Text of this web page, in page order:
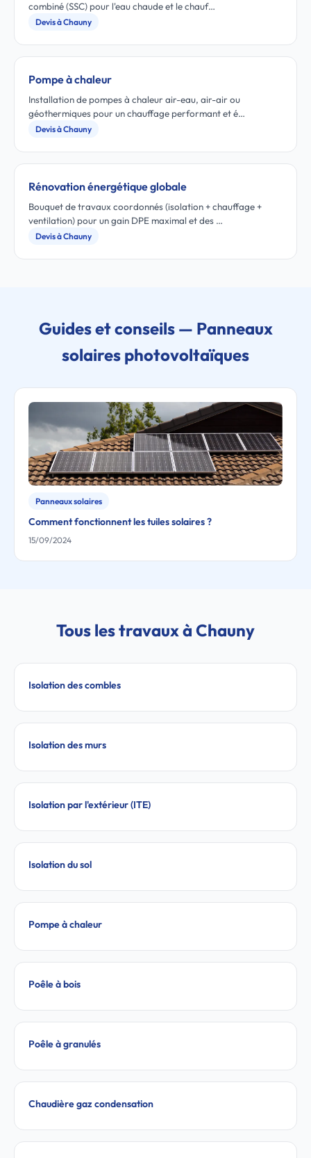
combiné (SSC) pour l'eau chaude et le chauf…
Devis à Chauny
Pompe à chaleur
Installation de pompes à chaleur air-eau, air-air ou
géothermiques pour un chauffage performant et é…
Devis à Chauny
Rénovation énergétique globale
Bouquet de travaux coordonnés (isolation + chauffage +
ventilation) pour un gain DPE maximal et des …
Devis à Chauny
Guides et conseils — Panneaux
solaires photovoltaïques
Panneaux solaires
Comment fonctionnent les tuiles solaires ?
15/09/2024
Tous les travaux à Chauny
Isolation des combles
Isolation des murs
Isolation par l'extérieur (ITE)
Isolation du sol
Pompe à chaleur
Poêle à bois
Poêle à granulés
Chaudière gaz condensation